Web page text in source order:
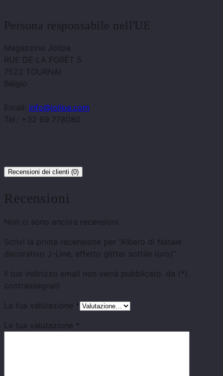
Persona responsabile nell'UE
Magazzino Jolipa
RUE DE LA FORÊT 5
7522 TOURNAI
Belgio
Email: info@jolipa.com
Tel.: +32 69 778080
Recensioni dei clienti (0)
Recensioni
Non ci sono ancora recensioni.
Scrivi la prima recensione per “Albero di Natale
decorativo J-Line, effetto glitter sottile (oro)”
Il tuo indirizzo email non verrà pubblicato. da (*).
contrassegnati
La tua valutazione *
La tua valutazione *